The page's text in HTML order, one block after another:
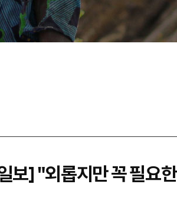
보] "외롭지만 꼭 필요